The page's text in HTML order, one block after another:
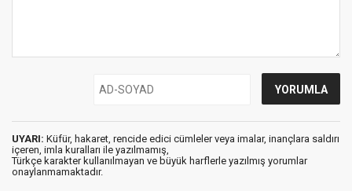
UYARI: Küfür, hakaret, rencide edici cümleler veya imalar, inançlara saldırı
içeren, imla kuralları ile yazılmamış,
Türkçe karakter kullanılmayan ve büyük harflerle yazılmış yorumlar
onaylanmamaktadır.